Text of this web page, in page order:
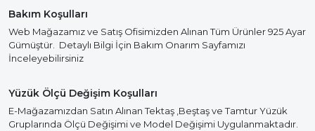
Bakım Koşulları
Web Mağazamız ve Satış Ofisimizden Alınan Tüm Ürünler 925 Ayar
Gümüştür. Detaylı Bilgi İçin Bakım Onarım Sayfamızı
İnceleyebilirsiniz
Yüzük Ölçü Değişim Koşulları
E-Mağazamızdan Satın Alınan Tektaş ,Beştaş ve Tamtur Yüzük
Gruplarında Ölçü Değişimi ve Model Değişimi Uygulanmaktadır.